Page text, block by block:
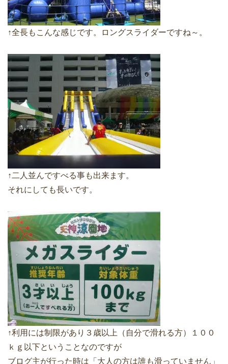
↑全長もこんな感じです。ロングスライダーですね～。
↑二人並んですべる事も出来ます。
それにしても長いです。
↑利用には制限があり３歳以上（自分で滑れる方）１００
ｋｇ以下ということなのですが
ブログ主が行った時は「大人の方は誰も滑っていません」